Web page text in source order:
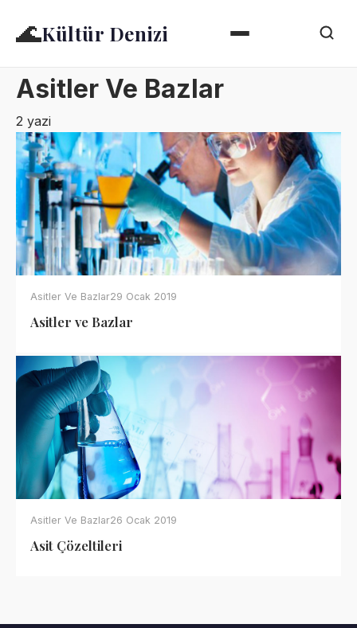
🌊Kültür Denizi
Asitler Ve Bazlar
2 yazi
Asitler Ve Bazlar29 Ocak 2019
Asitler ve Bazlar
Asitler Ve Bazlar26 Ocak 2019
Asit Çözeltileri